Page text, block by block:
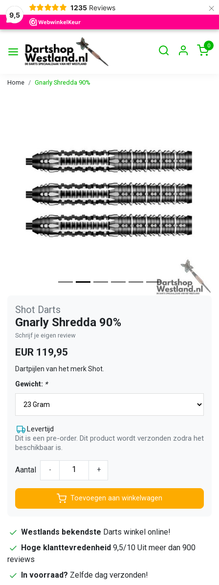
9,5
1235 Reviews ×
0
Home Gnarly Shredda 90%
Vorige
Shot Darts
Gnarly Shredda 90%
Schrijf je eigen review
EUR 119,95
Dartpijlen van het merk Shot.
Gewicht: *
Levertijd
Dit is een pre-order. Dit product wordt verzonden zodra het
beschikbaar is.
Aantal - +
Toevoegen aan winkelwagen
Westlands bekendste Darts winkel online!
Hoge klanttevredenheid 9,5/10 Uit meer dan 900
reviews
In voorraad? Zelfde dag verzonden!